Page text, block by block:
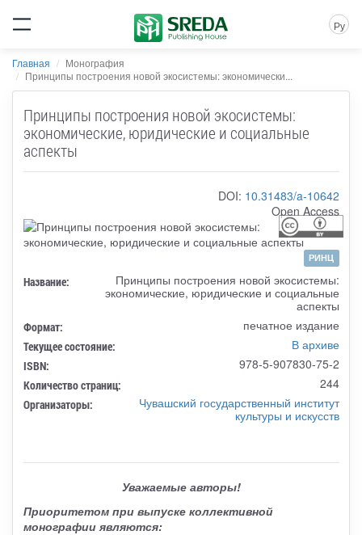
Ру
Главная
Монография
Принципы построения новой экосистемы: экономически...
Принципы построения новой экосистемы:
экономические, юридические и социальные
аспекты
DOI: 10.31483/a-10642
Open Access
РИНЦ
Название:
Принципы построения новой экосистемы:
экономические, юридические и социальные
аспекты
Формат: печатное издание
Текущее состояние: В архиве
ISBN: 978-5-907830-75-2
Количество страниц: 244
Организаторы:
Чувашский государственный институт
культуры и искусств
Уважаемые авторы!
Приоритетом при выпуске коллективной
монографии являются: